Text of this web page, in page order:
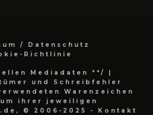
/ Datenschutz
Richtlinie
Mediadaten **/
|
und Schreibfehler
Warenzeichen
ihrer jeweiligen
© 2006-2025 - Kontakt